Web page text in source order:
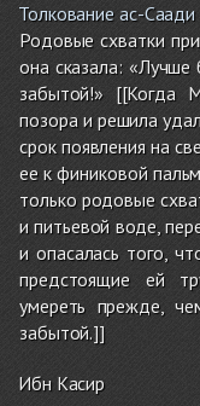
Толкование ас-Саади
Родовые схватки
она сказала:
забытой!» [[Когда
позора и решила
срок появления на
ее к финиковой
только родовые
и питьевой воде,
и опасалась того,
предстоящие ей
умереть прежде,
забытой.]]
Ибн Касир